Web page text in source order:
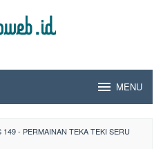
MENU
149 - PERMAINAN TEKA TEKI SERU